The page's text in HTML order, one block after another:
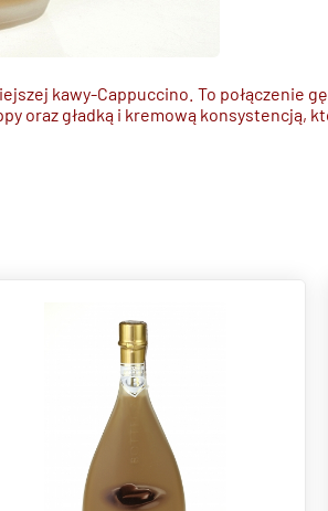
kawy-Cappuccino. To
oraz gładką i kremową konsystencją,